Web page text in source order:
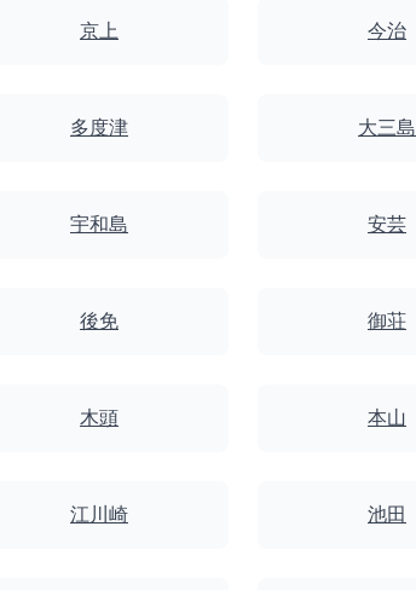
京上 今治
多度津 大三島
宇和島 安芸
後免 御荘
木頭 本山
江川崎 池田